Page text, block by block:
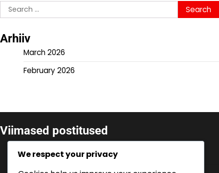
Search
for:
Arhiiv
March 2026
February 2026
Viimased postitused
Lovro Majer: Uus Talent, Klubi Tooted,
Rahvusvahelised Esinemised
We respect your privacy